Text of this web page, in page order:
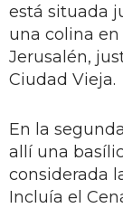
está situada
una colina
Jerusalén,
Ciudad Vieja.
En la
allí una
considerada
Incluía el